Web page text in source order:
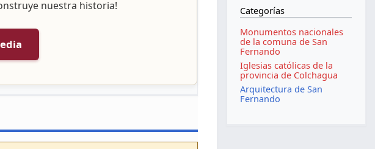
nuestra historia!
Categorías
Monumentos nacionales
de la comuna de San
Fernando
Iglesias católicas de la
provincia de Colchagua
Arquitectura de San
Fernando